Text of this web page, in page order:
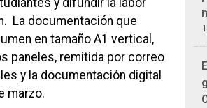
La documentación que
en tamaño A1 vertical,
paneles, remitida por correo
y la documentación digital
marzo.